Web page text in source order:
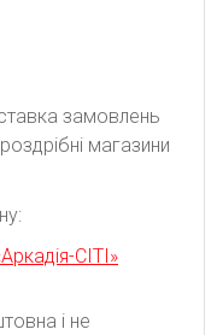
замовлень
магазини
СІТІ»
і не